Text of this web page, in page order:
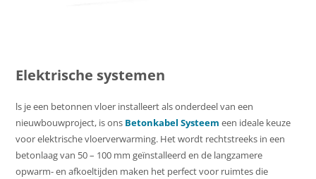
Elektrische systemen
ls je een betonnen vloer installeert als onderdeel van een
nieuwbouwproject, is ons Betonkabel Systeem een ideale keuze
voor elektrische vloerverwarming. Het wordt rechtstreeks in een
betonlaag van 50 – 100 mm geïnstalleerd en de langzamere
opwarm- en afkoeltijden maken het perfect voor ruimtes die